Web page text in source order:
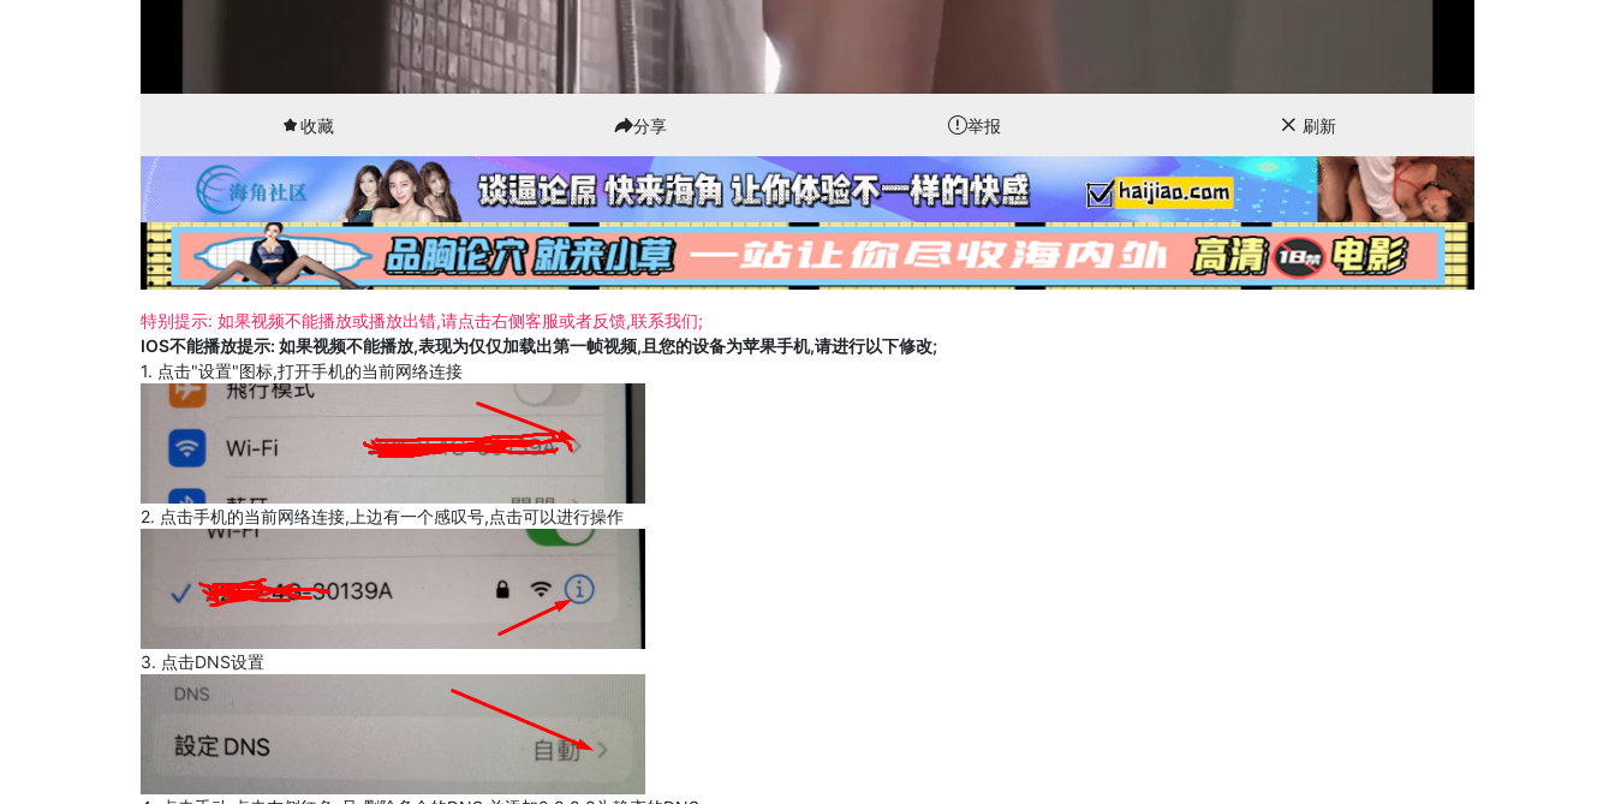
收藏 分享 举报 刷新
特别提示: 如果视频不能播放或播放出错,请点击右侧客服或者反馈,联系我们;
IOS不能播放提示: 如果视频不能播放,表现为仅仅加载出第一帧视频,且您的设备为苹果手机,请进行以下修改;
1. 点击"设置"图标,打开手机的当前网络连接
2. 点击手机的当前网络连接,上边有一个感叹号,点击可以进行操作
3. 点击DNS设置